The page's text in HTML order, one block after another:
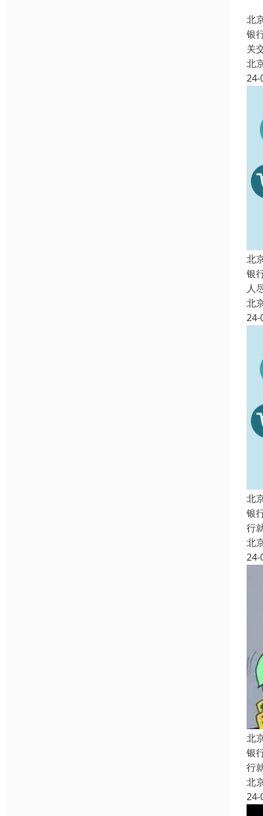
北
银
关
北
24-
北
银
人
北
24-
北
银
行
北
24-
北
银
行
北
24-